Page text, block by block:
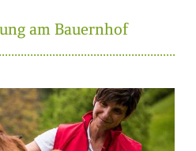
am Bauernhof